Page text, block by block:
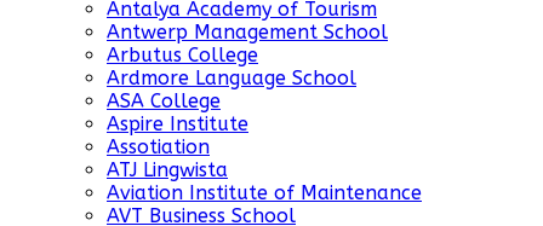
Antalya Academy of Tourism
Antwerp Management School
Arbutus College
Ardmore Language School
ASA College
Aspire Institute
Assotiation
ATJ Lingwista
Aviation Institute of Maintenance
AVT Business School